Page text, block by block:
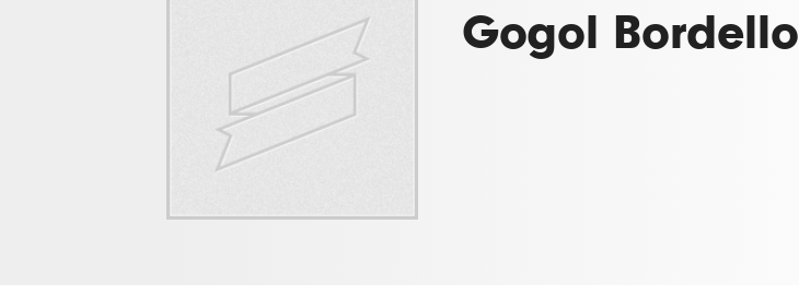
Gogol Bordello